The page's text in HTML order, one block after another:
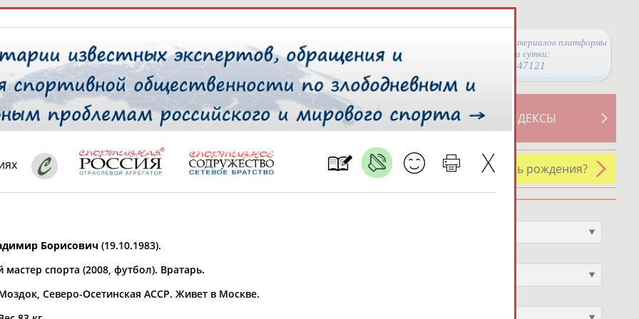
Просмотры материалов платформы
за сутки:
47121
СВОДНЫЕ ИНДЕКСЫ
ТАБЛО АКТИВНОСТИ
РЕСУРСНАЯ ПЛОЩАДКА
У кого сегодня день рождения?
проживания
Борисович (19.10.1983).
спорта (2008, футбол). Вратарь.
Северо-Осетинская АССР. Живет в Москве.